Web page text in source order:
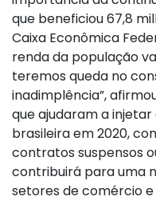
que beneficiou 67,8
Caixa Econômica
renda da população
teremos queda no
inadimplência”,
que ajudaram a
brasileira em 2020,
contratos suspensos
contribuirá para uma
setores de comércio